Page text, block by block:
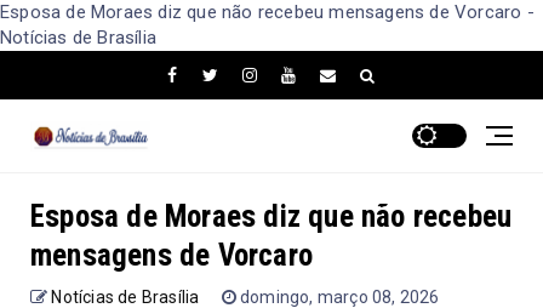
Esposa de Moraes diz que não recebeu mensagens de Vorcaro -
Notícias de Brasília
Esposa de Moraes diz que não recebeu
mensagens de Vorcaro
Notícias de Brasília domingo, março 08, 2026